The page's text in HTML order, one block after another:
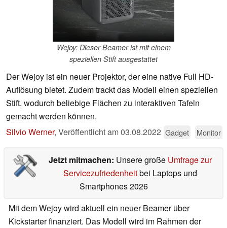
Wejoy: Dieser Beamer ist mit einem
speziellen Stift ausgestattet
Der Wejoy ist ein neuer Projektor, der eine native Full HD-
Auflösung bietet. Zudem trackt das Modell einen speziellen
Stift, wodurch beliebige Flächen zu interaktiven Tafeln
gemacht werden können.
Silvio Werner, Veröffentlicht am03.08.2022 Gadget Monitor
Jetzt mitmachen: Unsere große Umfrage zur
Servicezufriedenheitbei Laptops und
Smartphones 2026
Mit dem Wejoy wird aktuell ein neuer Beamer über
Kickstarter finanziert. Das Modell wird im Rahmen der